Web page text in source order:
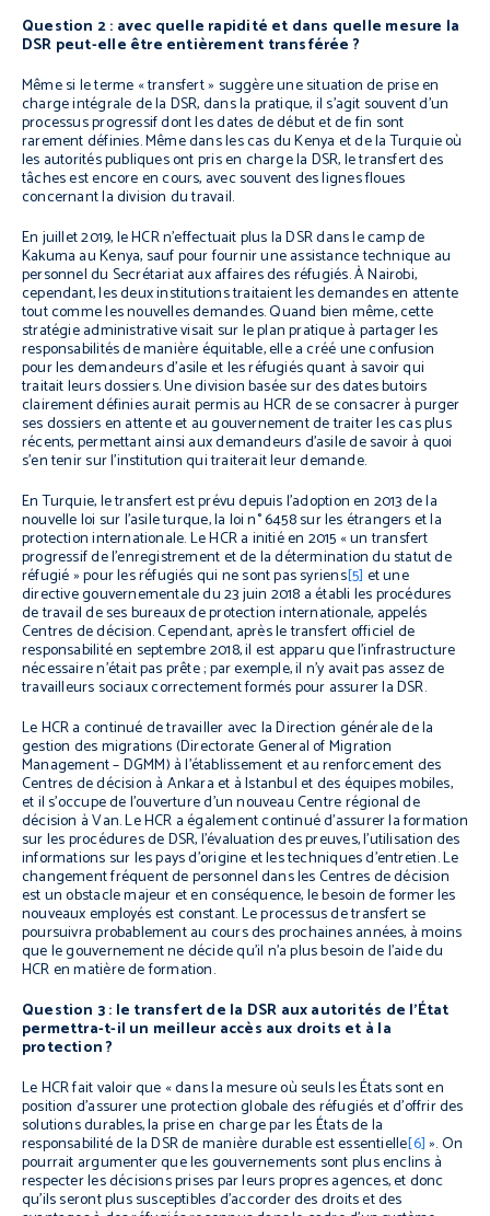
Question 2 : avec quelle rapidité et dans quelle mesure la
DSR peut-elle être entièrement transférée ?
Même si le terme « transfert » suggère une situation de prise en
charge intégrale de la DSR, dans la pratique, il s’agit souvent d’un
processus progressif dont les dates de début et de fin sont
rarement définies. Même dans les cas du Kenya et de la Turquie où
les autorités publiques ont pris en charge la DSR, le transfert des
tâches est encore en cours, avec souvent des lignes floues
concernant la division du travail.
En juillet 2019, le HCR n’effectuait plus la DSR dans le camp de
Kakuma au Kenya, sauf pour fournir une assistance technique au
personnel du Secrétariat aux affaires des réfugiés. À Nairobi,
cependant, les deux institutions traitaient les demandes en attente
tout comme les nouvelles demandes. Quand bien même, cette
stratégie administrative visait sur le plan pratique à partager les
responsabilités de manière équitable, elle a créé une confusion
pour les demandeurs d’asile et les réfugiés quant à savoir qui
traitait leurs dossiers. Une division basée sur des dates butoirs
clairement définies aurait permis au HCR de se consacrer à purger
ses dossiers en attente et au gouvernement de traiter les cas plus
récents, permettant ainsi aux demandeurs d’asile de savoir à quoi
s’en tenir sur l’institution qui traiterait leur demande.
En Turquie, le transfert est prévu depuis l’adoption en 2013 de la
nouvelle loi sur l’asile turque, la loi n° 6458 sur les étrangers et la
protection internationale. Le HCR a initié en 2015 « un transfert
progressif de l’enregistrement et de la détermination du statut de
réfugié » pour les réfugiés qui ne sont pas syriens[5] et une
directive gouvernementale du 23 juin 2018 a établi les procédures
de travail de ses bureaux de protection internationale, appelés
Centres de décision. Cependant, après le transfert officiel de
responsabilité en septembre 2018, il est apparu que l’infrastructure
nécessaire n’était pas prête ; par exemple, il n’y avait pas assez de
travailleurs sociaux correctement formés pour assurer la DSR.
Le HCR a continué de travailler avec la Direction générale de la
gestion des migrations (Directorate General of Migration
Management – DGMM) à l’établissement et au renforcement des
Centres de décision à Ankara et à Istanbul et des équipes mobiles,
et il s’occupe de l’ouverture d’un nouveau Centre régional de
décision à Van. Le HCR a également continué d’assurer la formation
sur les procédures de DSR, l’évaluation des preuves, l’utilisation des
informations sur les pays d’origine et les techniques d’entretien. Le
changement fréquent de personnel dans les Centres de décision
est un obstacle majeur et en conséquence, le besoin de former les
nouveaux employés est constant. Le processus de transfert se
poursuivra probablement au cours des prochaines années, à moins
que le gouvernement ne décide qu’il n’a plus besoin de l’aide du
HCR en matière de formation.
Question 3 : le transfert de la DSR aux autorités de l’État
permettra-t-il un meilleur accès aux droits et à la
protection ?
Le HCR fait valoir que « dans la mesure où seuls les États sont en
position d’assurer une protection globale des réfugiés et d’offrir des
solutions durables, la prise en charge par les États de la
responsabilité de la DSR de manière durable est essentielle[6]». On
pourrait argumenter que les gouvernements sont plus enclins à
respecter les décisions prises par leurs propres agences, et donc
qu’ils seront plus susceptibles d’accorder des droits et des